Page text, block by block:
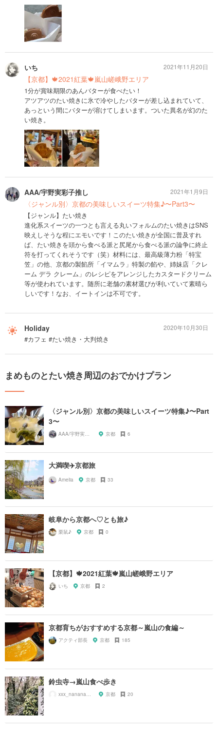
いち
【京都】🍁2021紅葉🍁嵐山嵯峨野エリア
1分が賞味期限のあんバターが食べたい！
アツアツのたい焼きに氷で冷やしたバターが差し込まれていて、
あっという間にバターが溶けてしまいます。ついた異名が幻のた
い焼き。
2021年11月20日
AAA/宇野実彩子推し
〈ジャンル別〉京都の美味しいスイーツ特集♪〜Part3〜
【ジャンル】たい焼き
進化系スイーツの一つとも言える丸いフォルムのたい焼きはSNS
映えしそうな程にエモいです！このたい焼きが全国に普及すれ
ば、たい焼きを頭から食べる派と尻尾から食べる派の論争に終止
符を打ってくれそうです（笑）材料には、最高級薄力粉「特宝
笠」の他、京都の製餡所「イマムラ」特製の餡や、姉妹店「クレ
ーム デラ クレーム」のレシピをアレンジしたカスタードクリーム
等が使われています。随所に老舗の素材選びが利いていて素晴ら
しいです！なお、イートインは不可です。
2021年1月9日
Holiday
#カフェ #たい焼き・大判焼き
2020年10月30日
まめものとたい焼き周辺のおでかけプラン
〈ジャンル別〉京都の美味しいスイーツ特集♪〜Part
3〜
AAA/宇野実彩子推し 京都 6
大満喫✈️京都旅
Amelia 京都 33
岐阜から京都へ♡とも旅♪
栗鼠♪ 京都 0
【京都】🍁2021紅葉🍁嵐山嵯峨野エリア
いち 京都 2
京都育ちがおすすめする京都～嵐山の食編～
アクティ部長 京都 185
鈴虫寺→嵐山食べ歩き
xxx_nanana_xxx7 京都 20